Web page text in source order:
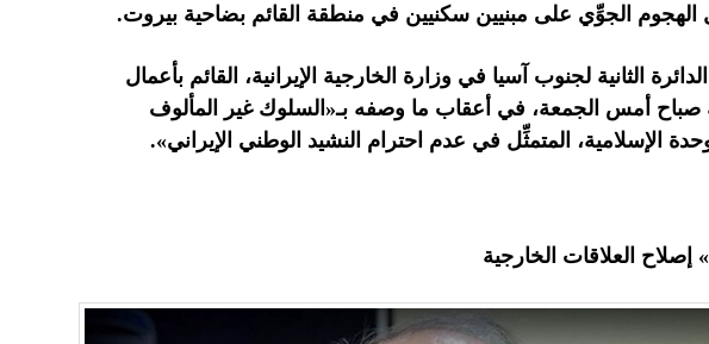
الهجوم الجوِّي على مبنيين سكنيين في منطقة القائم بضاحية بيروت.
الثانية لجنوب آسيا في وزارة الخارجية الإيرانية، القائم بأعمال
صباح أمس الجمعة، في أعقاب ما وصفه بـ«السلوك غير المألوف
الإسلامية، المتمثِّل في عدم احترام النشيد الوطني الإيراني».
العلاقات الخارجية